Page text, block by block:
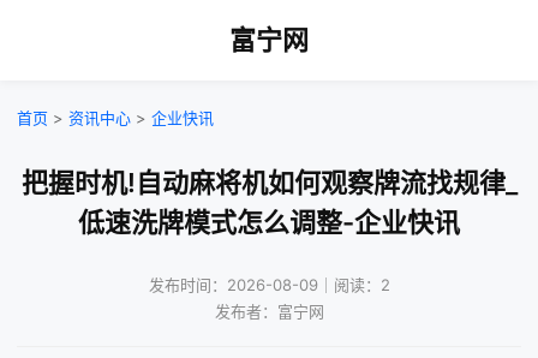
富宁网
首页 > 资讯中心 > 企业快讯
把握时机!自动麻将机如何观察牌流找规律_
低速洗牌模式怎么调整-企业快讯
发布时间：2026-08-09｜阅读：2
发布者：富宁网